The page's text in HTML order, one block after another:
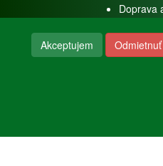
Doprava
Doprava
Akceptujem Odmietnuť